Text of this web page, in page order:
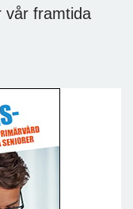
vår framtida